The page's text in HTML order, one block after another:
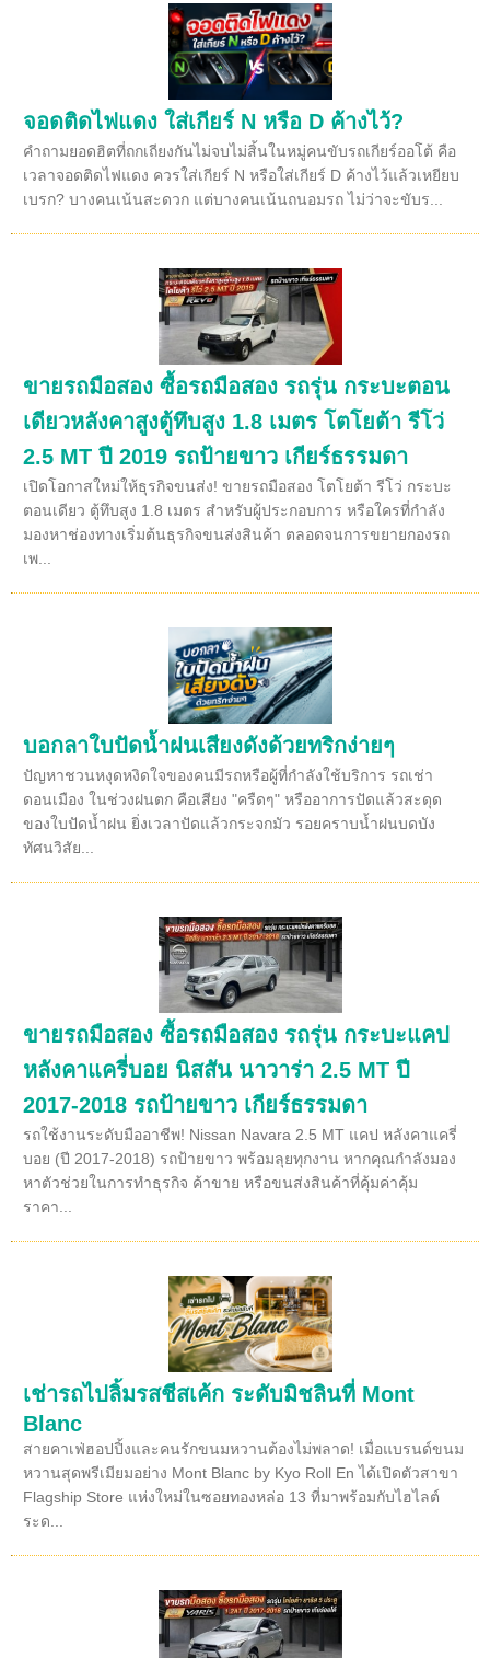
จอดติดไฟแดง ใส่เกียร์ N หรือ D ค้างไว้?
คำถามยอดฮิตที่ถกเถียงกันไม่จบไม่สิ้นในหมู่คนขับรถเกียร์ออโต้ คือ
เวลาจอดติดไฟแดง ควรใส่เกียร์ N หรือใส่เกียร์ D ค้างไว้แล้วเหยียบ
เบรก? บางคนเน้นสะดวก แต่บางคนเน้นถนอมรถ ไม่ว่าจะขับร...
ขายรถมือสอง ซื้อรถมือสอง รถรุ่น กระบะตอน
เดียวหลังคาสูงตู้ทึบสูง 1.8 เมตร โตโยต้า รีโว่
2.5 MT ปี 2019 รถป้ายขาว เกียร์ธรรมดา
เปิดโอกาสใหม่ให้ธุรกิจขนส่ง! ขายรถมือสอง โตโยต้า รีโว่ กระบะ
ตอนเดียว ตู้ทึบสูง 1.8 เมตร สำหรับผู้ประกอบการ หรือใครที่กำลัง
มองหาช่องทางเริ่มต้นธุรกิจขนส่งสินค้า ตลอดจนการขยายกองรถ
เพ...
บอกลาใบปัดน้ำฝนเสียงดังด้วยทริกง่ายๆ
ปัญหาชวนหงุดหงิดใจของคนมีรถหรือผู้ที่กำลังใช้บริการ รถเช่า
ดอนเมือง ในช่วงฝนตก คือเสียง "ครืดๆ" หรืออาการปัดแล้วสะดุด
ของใบปัดน้ำฝน ยิ่งเวลาปัดแล้วกระจกมัว รอยคราบน้ำฝนบดบัง
ทัศนวิสัย...
ขายรถมือสอง ซื้อรถมือสอง รถรุ่น กระบะแคป
หลังคาแครี่บอย นิสสัน นาวาร่า 2.5 MT ปี
2017-2018 รถป้ายขาว เกียร์ธรรมดา
รถใช้งานระดับมืออาชีพ! Nissan Navara 2.5 MT แคป หลังคาแครี่
บอย (ปี 2017-2018) รถป้ายขาว พร้อมลุยทุกงาน หากคุณกำลังมอง
หาตัวช่วยในการทำธุรกิจ ค้าขาย หรือขนส่งสินค้าที่คุ้มค่าคุ้ม
ราคา...
เช่ารถไปลิ้มรสชีสเค้ก ระดับมิชลินที่ Mont
Blanc
สายคาเฟ่ฮอปปิ้งและคนรักขนมหวานต้องไม่พลาด! เมื่อแบรนด์ขนม
หวานสุดพรีเมียมอย่าง Mont Blanc by Kyo Roll En ได้เปิดตัวสาขา
Flagship Store แห่งใหม่ในซอยทองหล่อ 13 ที่มาพร้อมกับไฮไลต์
ระด...